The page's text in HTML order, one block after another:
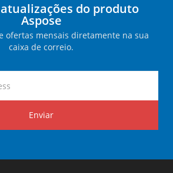
do produto
Aspose
ofertas mensais diretamente na sua
caixa de correio.
Enviar